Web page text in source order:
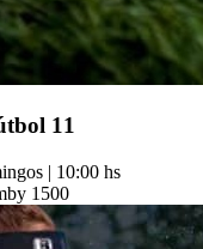
11
| 10:00 hs
1500